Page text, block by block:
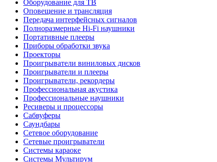
Оборудование для ТВ
Оповещение и трансляция
Передача интерфейсных сигналов
Полноразмерные Hi-Fi наушники
Портативные плееры
Приборы обработки звука
Проекторы
Проигрыватели виниловых дисков
Проигрыватели и плееры
Проигрыватели, рекордеры
Профессиональная акустика
Профессиональные наушники
Ресиверы и процессоры
Сабвуферы
Саундбары
Сетевое оборудование
Сетевые проигрыватели
Системы караоке
Системы Мультирум